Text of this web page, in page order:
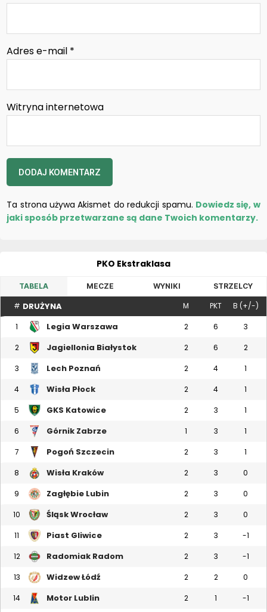
Adres e-mail *
Witryna internetowa
Ta strona używa Akismet do redukcji spamu. Dowiedz się, w
jaki sposób przetwarzane są dane Twoich komentarzy.
PKO Ekstraklasa
TABELA MECZE WYNIKI STRZELCY
# DRUŻYNA M PKT B (+/-)
1 Legia Warszawa 2 6 3
2 Jagiellonia Białystok 2 6 2
3 Lech Poznań 2 4 1
4 Wisła Płock 2 4 1
5 GKS Katowice 2 3 1
6 Górnik Zabrze 1 3 1
7 Pogoń Szczecin 2 3 1
8 Wisła Kraków 2 3 0
9 Zagłębie Lubin 2 3 0
10 Śląsk Wrocław 2 3 0
11 Piast Gliwice 2 3 -1
12 Radomiak Radom 2 3 -1
13 Widzew Łódź 2 2 0
14 Motor Lublin 2 1 -1